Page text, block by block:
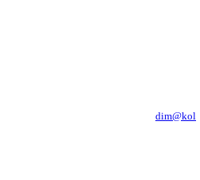
dim@kol